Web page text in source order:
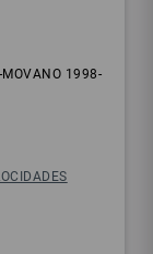
MOVANO 1998-